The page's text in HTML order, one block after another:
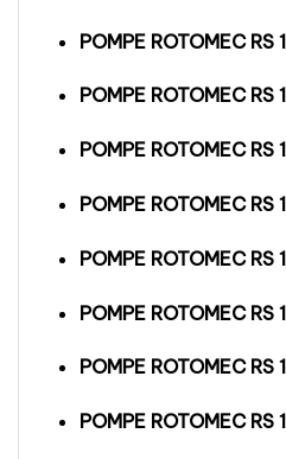
POMPE ROTOMEC
POMPE ROTOMEC
POMPE ROTOMEC
POMPE ROTOMEC
POMPE ROTOMEC
POMPE ROTOMEC
POMPE ROTOMEC RS
POMPE ROTOMEC